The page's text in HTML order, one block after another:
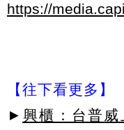
https://
【往下看更多】
► 興櫃：台普